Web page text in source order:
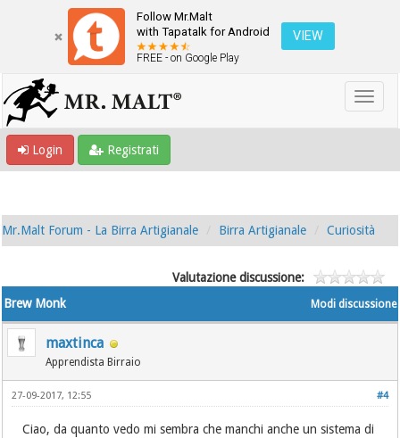
Follow Mr.Malt
with Tapatalk for Android
FREE - on Google Play
VIEW
Login Registrati
Mr.Malt Forum - La Birra Artigianale Birra Artigianale Curiosità
Valutazione discussione:
Modi discussione
Brew Monk
maxtinca
Apprendista Birraio
#4
27-09-2017, 12:55
Ciao, da quanto vedo mi sembra che manchi anche un sistema di